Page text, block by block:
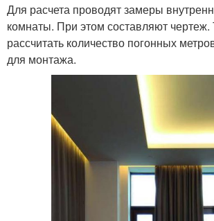
Для расчета проводят замеры
комнаты. При этом составляют чертеж.
рассчитать количество погонных
для монтажа.